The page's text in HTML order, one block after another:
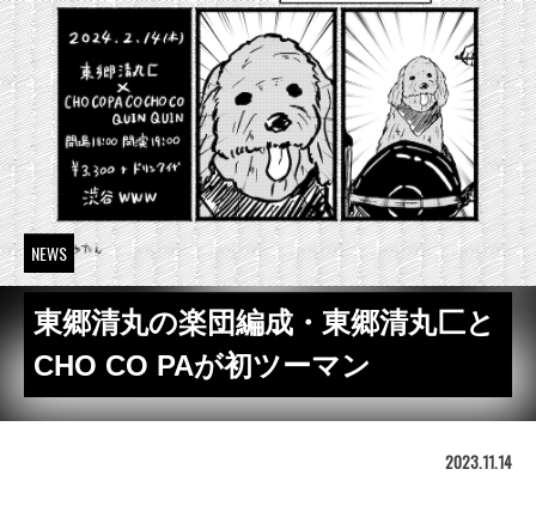
NEWS
東郷清丸の楽団編成・東郷清丸匚と
CHO CO PAが初ツーマン
2023.11.14